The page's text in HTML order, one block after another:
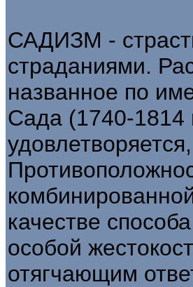
САДИЗМ -
страданиями.
названное по
Сада (1740-1814
качестве
особой
отягчающим